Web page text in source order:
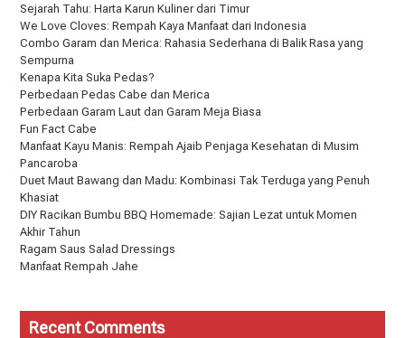
Sejarah Tahu: Harta Karun Kuliner dari Timur
We Love Cloves: Rempah Kaya Manfaat dari Indonesia
Combo Garam dan Merica: Rahasia Sederhana di Balik Rasa yang
Sempurna
Kenapa Kita Suka Pedas?
Perbedaan Pedas Cabe dan Merica
Perbedaan Garam Laut dan Garam Meja Biasa
Fun Fact Cabe
Manfaat Kayu Manis: Rempah Ajaib Penjaga Kesehatan di Musim
Pancaroba
Duet Maut Bawang dan Madu: Kombinasi Tak Terduga yang Penuh
Khasiat
DIY Racikan Bumbu BBQ Homemade: Sajian Lezat untuk Momen
Akhir Tahun
Ragam Saus Salad Dressings
Manfaat Rempah Jahe
Recent Comments